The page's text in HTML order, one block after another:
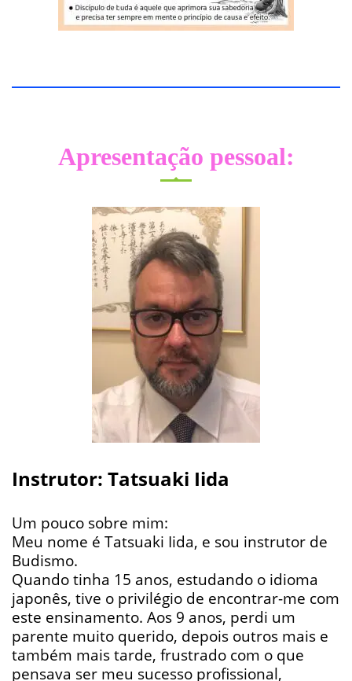
Apresentação pessoal:
Instrutor: Tatsuaki Iida
Um pouco sobre mim:
Meu nome é Tatsuaki Iida, e sou instrutor de
Budismo.
Quando tinha 15 anos, estudando o idioma
japonês, tive o privilégio de encontrar-me com
este ensinamento. Aos 9 anos, perdi um
parente muito querido, depois outros mais e
também mais tarde, frustrado com o que
pensava ser meu sucesso profissional,